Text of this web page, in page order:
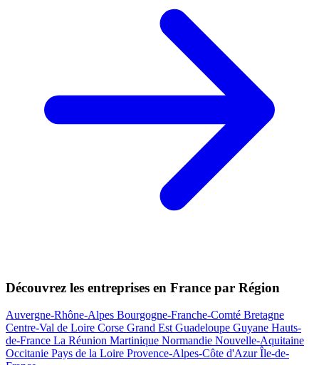
Découvrez les entreprises en France par Région
Auvergne-Rhône-Alpes Bourgogne-Franche-Comté Bretagne
Centre-Val de Loire Corse Grand EstGuadeloupe Guyane Hauts-
de-France La Réunion Martinique Normandie Nouvelle-Aquitaine
Occitanie Pays de la Loire Provence-Alpes-Côte d'AzurÎle-de-